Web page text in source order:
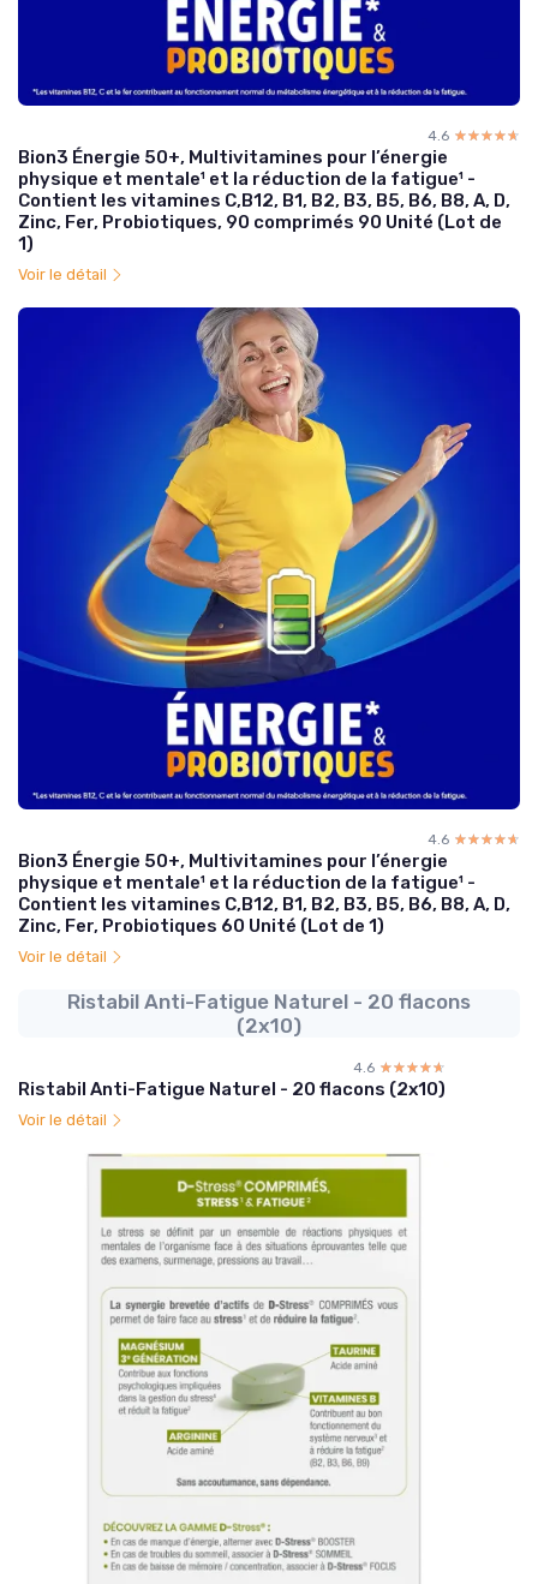
4.6 ☆☆☆☆☆
★★★★★
Bion3 Énergie 50+, Multivitamines pour l’énergie
physique et mentale¹ et la réduction de la fatigue¹ -
Contient les vitamines C,B12, B1, B2, B3, B5, B6, B8, A, D,
Zinc, Fer, Probiotiques, 90 comprimés 90 Unité (Lot de
1)
Voir le détail
4.6 ☆☆☆☆☆
★★★★★
Bion3 Énergie 50+, Multivitamines pour l’énergie
physique et mentale¹ et la réduction de la fatigue¹ -
Contient les vitamines C,B12, B1, B2, B3, B5, B6, B8, A, D,
Zinc, Fer, Probiotiques 60 Unité (Lot de 1)
Voir le détail
Ristabil Anti-Fatigue Naturel - 20 flacons
(2x10)
4.6 ☆☆☆☆☆
★★★★★
Ristabil Anti-Fatigue Naturel - 20 flacons (2x10)
Voir le détail